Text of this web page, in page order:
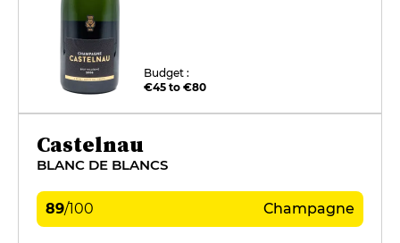
Budget :
€45 to €80
Castelnau
BLANC DE BLANCS
89/100 Champagne